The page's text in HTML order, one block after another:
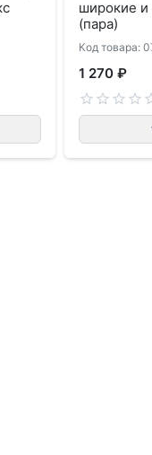
широкие и
(пара)
Код товара:
1 270 ₽